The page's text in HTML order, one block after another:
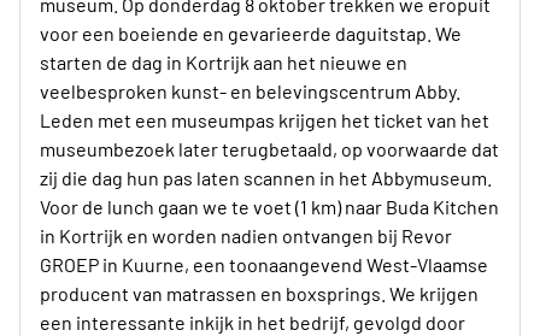
voor een boeiende en gevarieerde daguitstap. We
starten de dag in Kortrijk aan het nieuwe en
veelbesproken kunst- en belevingscentrum Abby.
Leden met een museumpas krijgen het ticket van het
museumbezoek later terugbetaald, op voorwaarde dat
zij die dag hun pas laten scannen in het Abbymuseum.
Voor de lunch gaan we te voet (1 km) naar Buda Kitchen
in Kortrijk en worden nadien ontvangen bij Revor
GROEP in Kuurne, een toonaangevend West-Vlaamse
producent van matrassen en boxsprings. We krijgen
een interessante inkijk in het bedrijf, gevolgd door